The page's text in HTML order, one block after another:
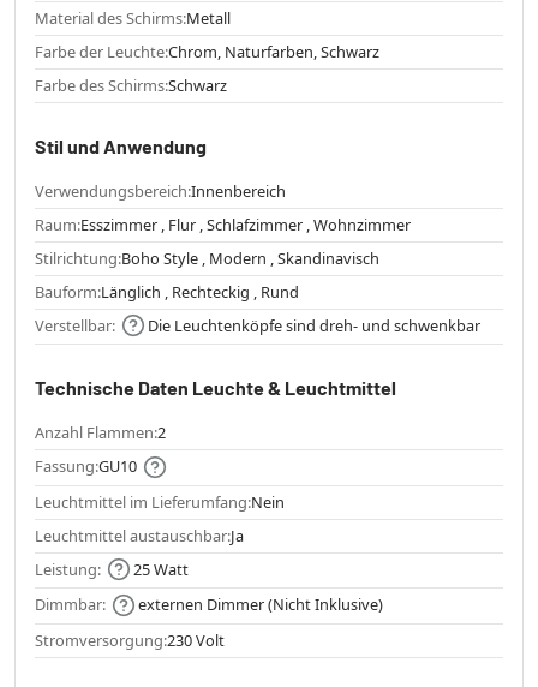
Material des Schirms:Metall
Farbe der Leuchte:Chrom, Naturfarben, Schwarz
Farbe des Schirms:Schwarz
Stil und Anwendung
Verwendungsbereich:Innenbereich
Raum:Esszimmer , Flur , Schlafzimmer , Wohnzimmer
Stilrichtung:Boho Style , Modern , Skandinavisch
Bauform:Länglich , Rechteckig , Rund
Verstellbar:
Die Leuchtenköpfe sind dreh- und schwenkbar
Technische Daten Leuchte & Leuchtmittel
Anzahl Flammen:2
Fassung:GU10
Leuchtmittel im Lieferumfang:Nein
Leuchtmittel austauschbar:Ja
Leistung:
25 Watt
Dimmbar:
externen Dimmer (Nicht Inklusive)
Stromversorgung:230 Volt